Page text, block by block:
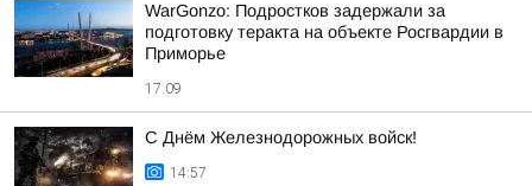
WarGonzo: Подростков задержали за
подготовку теракта на объекте Росгвардии в
Приморье
17:09
С Днём Железнодорожных войск!
14:57